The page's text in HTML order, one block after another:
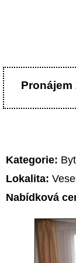
Pronájem
Kategorie:
Lokalita:
Nabídková